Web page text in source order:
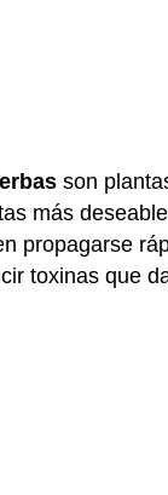
son
más
propagarse
toxinas que